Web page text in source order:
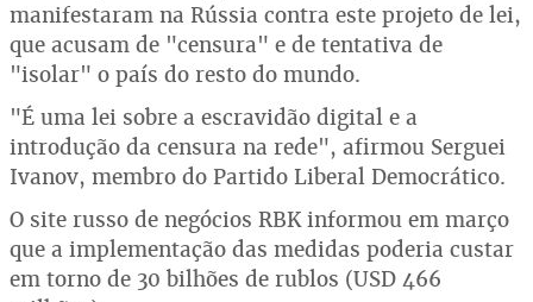
manifestaram na Rússia contra este projeto de lei,
que acusam de "censura" e de tentativa de
"isolar" o país do resto do mundo.
"É uma lei sobre a escravidão digital e a
introdução da censura na rede", afirmou Serguei
Ivanov, membro do Partido Liberal Democrático.
O site russo de negócios RBK informou em março
que a implementação das medidas poderia custar
em torno de 30 bilhões de rublos (USD 466